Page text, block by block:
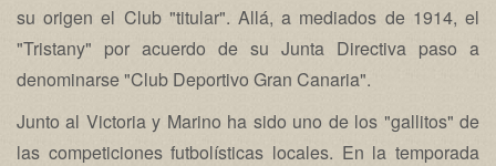
su origen el Club "titular". Allá, a mediados de 1914, el
"Tristany" por acuerdo de su Junta Directiva paso a
denominarse "Club Deportivo Gran Canaria".
Junto al Victoria y Marino ha sido uno de los "gallitos" de
las competiciones futbolísticas locales. En la temporada